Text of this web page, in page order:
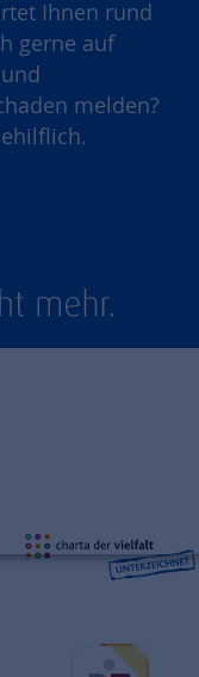
Ihnen rund
gerne auf
melden?